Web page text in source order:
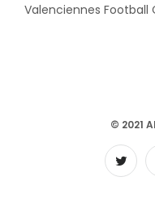
Valenciennes Football
© 2021